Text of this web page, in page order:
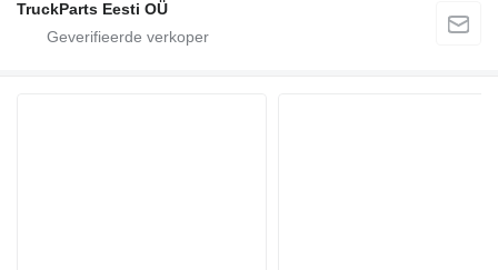
TruckParts Eesti OÜ